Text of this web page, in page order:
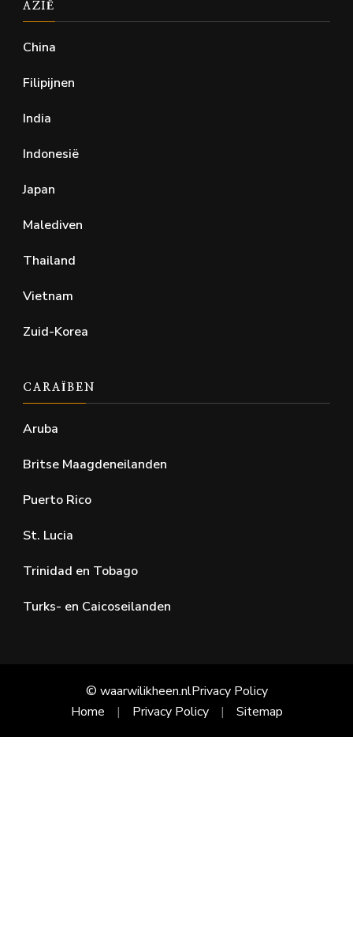
AZIË
China
Filipijnen
India
Indonesië
Japan
Malediven
Thailand
Vietnam
Zuid-Korea
CARAÏBEN
Aruba
Britse Maagdeneilanden
Puerto Rico
St. Lucia
Trinidad en Tobago
Turks- en Caicoseilanden
© waarwilikheen.nlPrivacy Policy
Home
Privacy Policy Sitemap